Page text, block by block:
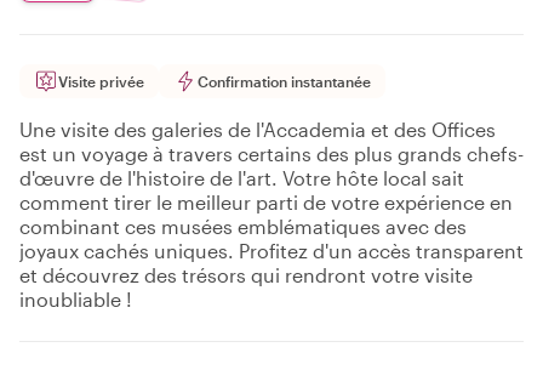
Visite privée Confirmation instantanée
Une visite des galeries de l'Accademia et des Offices
est un voyage à travers certains des plus grands chefs-
d'œuvre de l'histoire de l'art. Votre hôte local sait
comment tirer le meilleur parti de votre expérience en
combinant ces musées emblématiques avec des
joyaux cachés uniques. Profitez d'un accès transparent
et découvrez des trésors qui rendront votre visite
inoubliable !